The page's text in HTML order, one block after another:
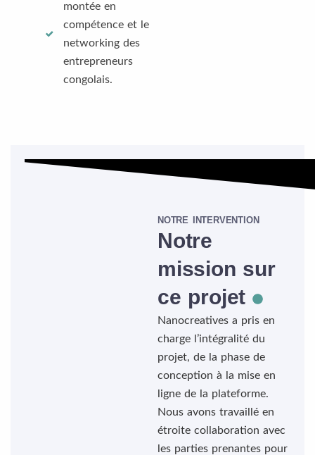
montée en
compétence et le
networking des
entrepreneurs
congolais.
NOTRE INTERVENTION
Notre
mission sur
ce projet
Nanocreatives a pris en
charge l’intégralité du
projet, de la phase de
conception à la mise en
ligne de la plateforme.
Nous avons travaillé en
étroite collaboration avec
les parties prenantes pour